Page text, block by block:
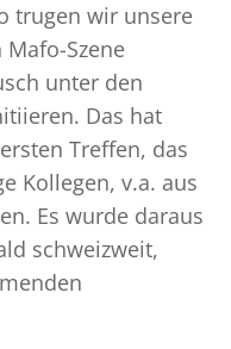
trugen wir unsere
Szene
unter den
Das hat
Treffen, das
Kollegen, v.a. aus
Es wurde daraus
schweizweit,